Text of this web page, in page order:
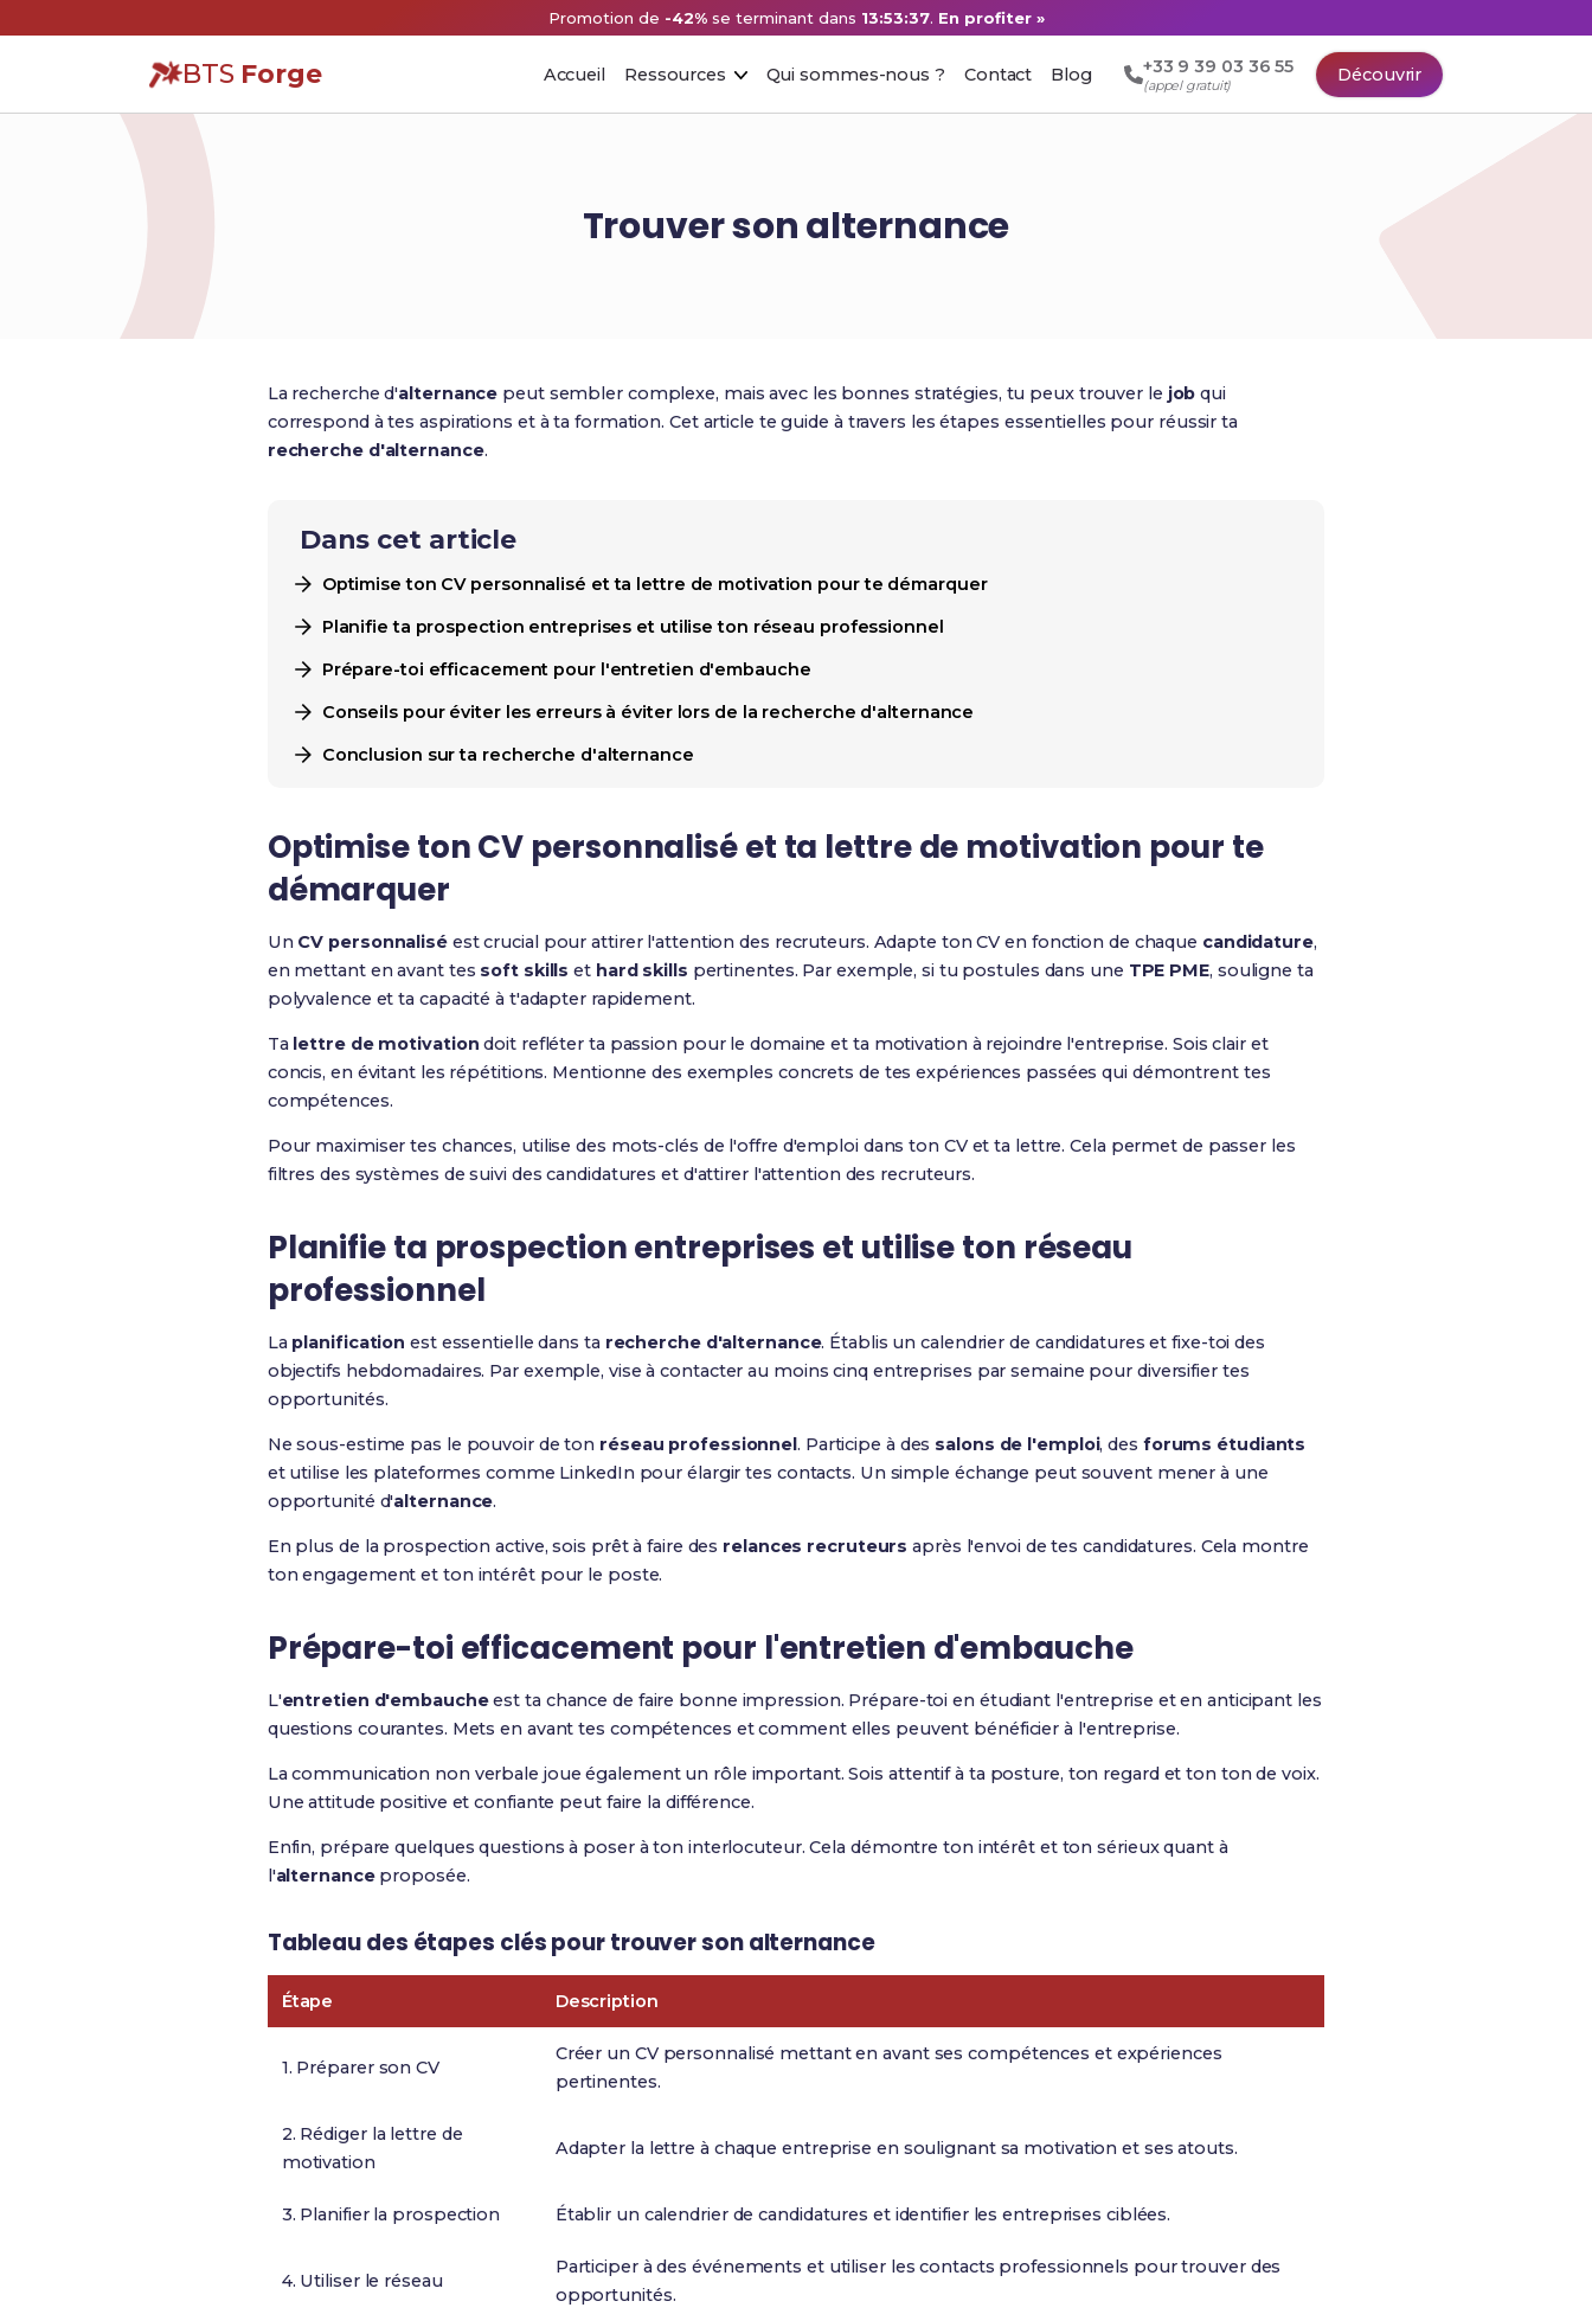
Promotion de -42%se terminant dans 13:53:36. En profiter »
BTS Forge Accueil Ressources Qui sommes-nous ? Contact Blog +33 9 39 03 36 55
(appel gratuit)
Découvrir
Trouver son alternance
La recherche d'alternance peut sembler complexe, mais avec les bonnes stratégies, tu peux trouver le job qui
correspond à tes aspirations et à ta formation. Cet article te guide à travers les étapes essentielles pour réussir ta
recherche d'alternance.
Dans cet article
Optimise ton CV personnalisé et ta lettre de motivation pour te démarquer
Planifie ta prospection entreprises et utilise ton réseau professionnel
Prépare-toi efficacement pour l'entretien d'embauche
Conseils pour éviter les erreurs à éviter lors de la recherche d'alternance
Conclusion sur ta recherche d'alternance
Optimise tonCV personnaliséet ta lettre de motivation pour te
démarquer
Un CV personnaliséest crucial pour attirer l'attention des recruteurs. Adapte ton CV en fonction de chaque candidature,
en mettant en avant tes soft skills et hard skills pertinentes. Par exemple, si tu postules dans une TPE PME, souligne ta
polyvalence et ta capacité à t'adapter rapidement.
Ta lettre de motivation doit refléter ta passion pour le domaine et ta motivation à rejoindre l'entreprise. Sois clair et
concis, en évitant les répétitions. Mentionne des exemples concrets de tes expériences passées qui démontrent tes
compétences.
Pour maximiser tes chances, utilise des mots-clés de l'offre d'emploi dans ton CV et ta lettre. Cela permet de passer les
filtres des systèmes de suivi des candidatures et d'attirer l'attention des recruteurs.
Planifie ta prospection entreprises et utilise ton réseau
professionnel
La planification est essentielle dans ta recherche d'alternance. Établis un calendrier de candidatures et fixe-toi des
objectifs hebdomadaires. Par exemple, vise à contacter au moins cinq entreprises par semaine pour diversifier tes
opportunités.
Ne sous-estime pas le pouvoir de ton réseau professionnel. Participe à des salons de l'emploi, des forums étudiants
et utilise les plateformes comme LinkedIn pour élargir tes contacts. Un simple échange peut souvent mener à une
opportunité d'alternance.
En plus de la prospection active, sois prêt à faire des relances recruteurs après l'envoi de tes candidatures. Cela montre
ton engagement et ton intérêt pour le poste.
Prépare-toi efficacement pour l'entretien d'embauche
L'entretien d'embaucheest ta chance de faire bonne impression. Prépare-toi en étudiant l'entreprise et en anticipant les
questions courantes. Mets en avant tes compétences et comment elles peuvent bénéficier à l'entreprise.
La communication non verbale joue également un rôle important. Sois attentif à ta posture, ton regard et ton ton de voix.
Une attitude positive et confiante peut faire la différence.
Enfin, prépare quelques questions à poser à ton interlocuteur. Cela démontre ton intérêt et ton sérieux quant à
l'alternanceproposée.
Tableau des étapes clés pour trouver son alternance
Étape Description
1. Préparer son CV
Créer un CV personnalisé mettant en avant ses compétences et expériences
pertinentes.
2. Rédiger la lettre de
motivation
Adapter la lettre à chaque entreprise en soulignant sa motivation et ses atouts.
3. Planifier la prospection Établir un calendrier de candidatures et identifier les entreprises ciblées.
4. Utiliser le réseau
Participer à des événements et utiliser les contacts professionnels pour trouver des
opportunités.